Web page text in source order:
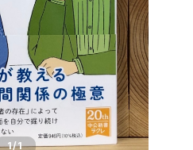
1/1